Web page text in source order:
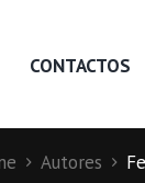
CONTACTOS
Autores